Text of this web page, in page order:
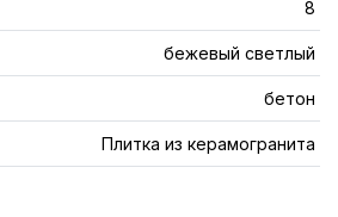
8
бежевый светлый
бетон
Плитка из керамогранита